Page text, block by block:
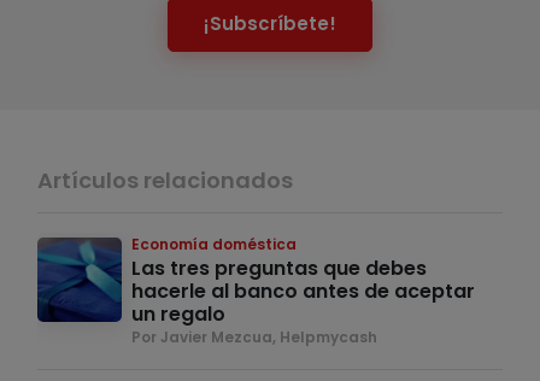
¡Subscríbete!
Artículos relacionados
Economía doméstica
Las tres preguntas que debes
hacerle al banco antes de aceptar
un regalo
Por Javier Mezcua, Helpmycash